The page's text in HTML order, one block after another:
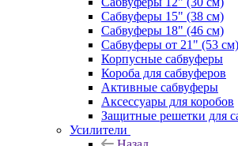
Сабвуферы 15" (38 см)
Сабвуферы 18" (46 см)
Сабвуферы от 21" (53 см)
Корпусные сабвуферы
Короба для сабвуферов
Активные сабвуферы
Аксессуары для коробов
Защитные решетки для
Усилители